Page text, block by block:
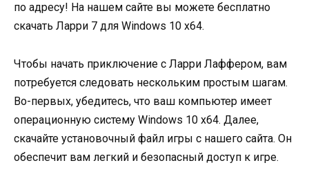
по адресу! На нашем сайте вы можете бесплатно
скачать Ларри 7 для Windows 10 x64.
Чтобы начать приключение с Ларри Лаффером, вам
потребуется следовать нескольким простым шагам.
Во-первых, убедитесь, что ваш компьютер имеет
операционную систему Windows 10 x64. Далее,
скачайте установочный файл игры с нашего сайта. Он
обеспечит вам легкий и безопасный доступ к игре.